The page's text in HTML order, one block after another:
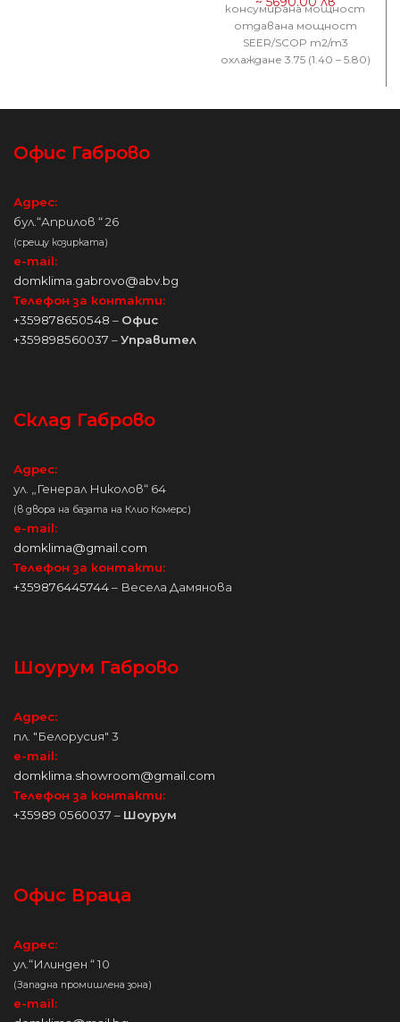
консумирана мощност
отдавана мощност
SEER/SCOP m2/m3
охлаждане 3.75 (1.40 – 5.80)
6.00)
Офис Габрово
Адрес:
бул.“Априлов “ 26
(срещу козирката)
e-mail:
domklima.gabrovo@abv.bg
Телефон за контакти:
+359878650548 – Офис
+359898560037 –Управител
Склад Габрово
Адрес:
ул. „Генерал Николов“ 64
(в двора на базата на Клио Комерс)
e-mail:
domklima@gmail.com
Телефон за контакти:
+359876445744– Весела Дамянова
Шоурум Габрово
Адрес:
пл. "Белорусия" 3
e-mail:
domklima.showroom@gmail.com
Телефон за контакти:
+35989 0560037 – Шоурум
Офис Враца
Адрес:
ул.“Илинден “ 10
(Западна промишлена зона)
e-mail: